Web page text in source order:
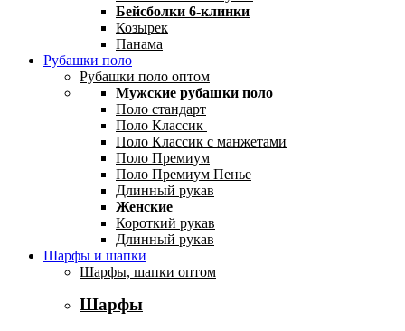
Бейсболки 6-клинки
Козырек
Панама
Рубашки поло
Рубашки поло оптом
Мужские рубашки поло
Поло стандарт
Поло Классик
Поло Классик с манжетами
Поло Премиум
Поло Премиум Пенье
Длинный рукав
Женские
Короткий рукав
Длинный рукав
Шарфы и шапки
Шарфы, шапки оптом
Шарфы